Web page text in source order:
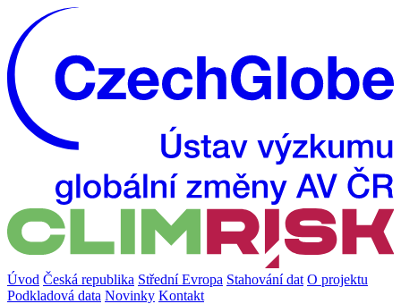
Úvod Česká republika Střední Evropa Stahování dat O projektu
Podkladová data Novinky Kontakt